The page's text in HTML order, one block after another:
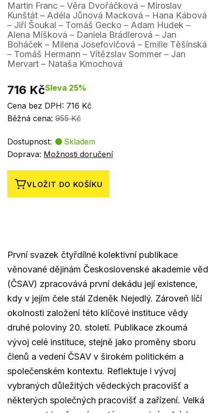
Martin Franc – Věra Dvořáčková – Miroslav
Kunštát – Adéla Jůnová Macková – Hana Kábová
– Jiří Šoukal – Tomáš Gecko – Adam Hudek –
Alena Míšková – Daniela Brádlerová – Jan
Boháček – Milena Josefovičová – Emilie Těšínská
– Tomáš Hermann – Vítězslav Sommer – Jan
Mervart – Nataša Kmochová
716 KčSleva 25%
Cena bez DPH: 716 Kč
Běžná cena: 955 Kč
Dostupnost:
Skladem
Doprava: Možnosti doručení
VLOŽIT DO KOŠÍKU
První svazek čtyřdílné kolektivní publikace
věnované dějinám Československé akademie věd
(ČSAV) zpracovává první dekádu její existence,
kdy v jejím čele stál Zdeněk Nejedlý. Zároveň líčí
okolnosti založení této klíčové instituce vědy
druhé poloviny 20. století. Publikace zkoumá
vývoj celé instituce, stejně jako proměny sboru
členů a vedení ČSAV v širokém politickém a
společenském kontextu. Reflektuje i vývoj
vybraných důležitých vědeckých pracovišť a
některých společných pracovišť a zařízení. Velká